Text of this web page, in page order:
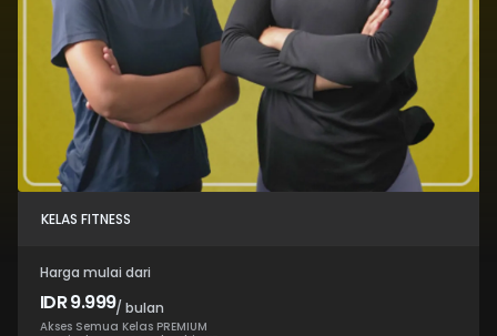
KELAS FITNESS
Harga mulai dari
IDR 9.999/ bulan
Akses Semua Kelas PREMIUM